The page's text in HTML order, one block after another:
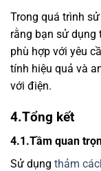
Trong quá trình
rằng bạn sử
phù hợp với yêu
tính hiệu quả và
với điện.
4.Tổng kết
4.1.Tầm quan
Sử dụng thảm